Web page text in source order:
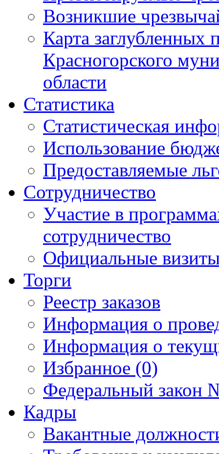
Возникшие
Карта
Красногорского
области
Статистика
Статистическая
Использование
Предоставляемые
Сотрудничество
Участие в
сотрудничество
Официальные
Торги
Реестр заказов
Информация о
Информация о
Избранное (0)
Федеральный закон
Кадры
Вакантные